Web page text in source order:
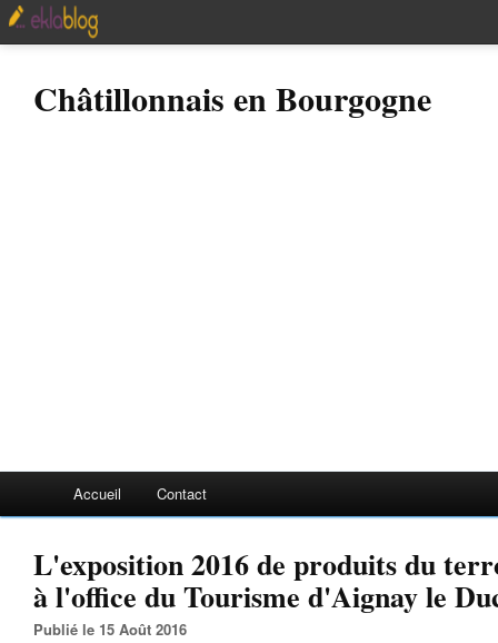
Châtillonnais en Bourgogne
Accueil Contact
L'exposition 2016 de produits du
à l'office du Tourisme d'Aignay le
Publié le 15 Août 2016